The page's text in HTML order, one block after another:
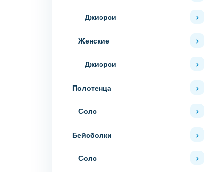
Джиэрси
Женские
Джиэрси
Полотенца
Солс
Бейсболки
Солс